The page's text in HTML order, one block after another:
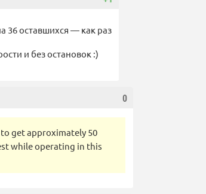
36 оставшихся — как раз
и без остановок :)
0
to get approximately 50
while operating in this